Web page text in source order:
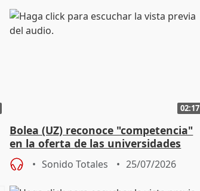
02:17
Bolea (UZ) reconoce "competencia"
en la oferta de las universidades
privadas
Sonido Totales 25/07/2026